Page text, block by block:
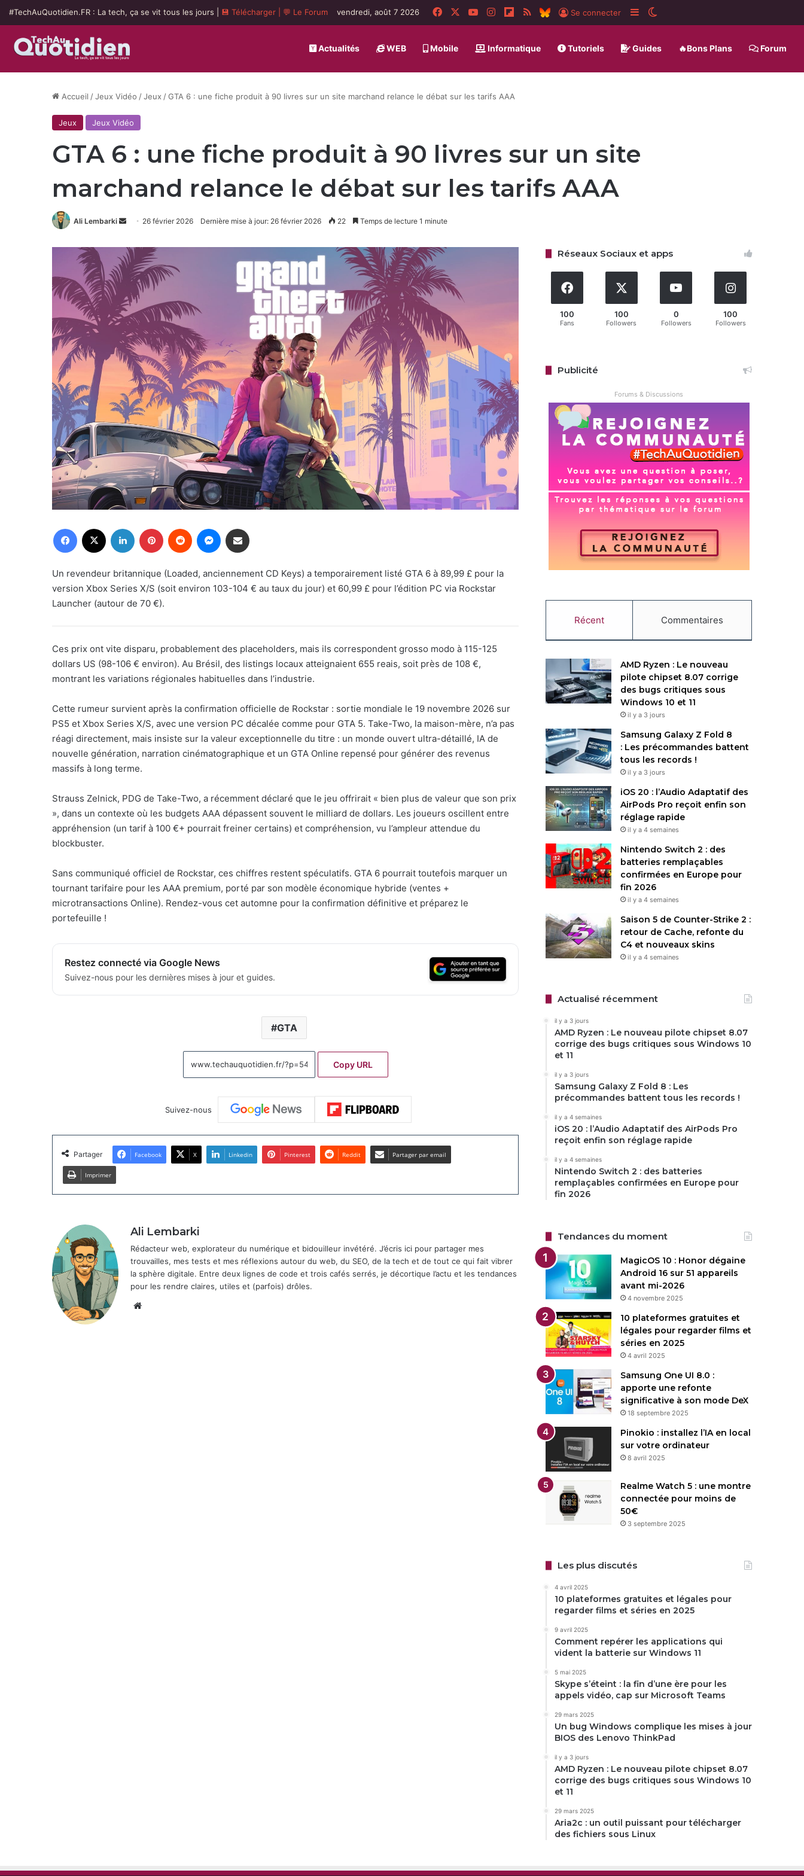
#TechAuQuotidien.FR : La tech, ça se vit tous les jours | 💾 Télécharger 💬 Le Forum vendredi, août 7 2026 FacebookYouTubeInstagramFlipboard
RSS BlueSky
Se connecter Sidebar (barre latérale)
Actualités WEB Mobile Informatique Tutoriels Guides 🔥Bons Plans Forum
Accueil /Jeux Vidéo /Jeux /GTA 6 : une fiche produit à 90 livres sur un site marchand relance le débat sur les tarifs AAA
Jeux Jeux Vidéo
GTA 6 : une fiche produit à 90 livres sur un site
marchand relance le débat sur les tarifs AAA
Ali Lembarki
Envoyer
courriel
26 février 2026 Dernière mise à jour: 26 février 2026 22 Temps de lecture 1 minute
Facebook Linkedin Pinterest Reddit Messenger
Un revendeur britannique (Loaded, anciennement CD Keys) a temporairement listé GTA 6 à 89,99 £ pour la
version Xbox Series X/S (soit environ 103-104 € au taux du jour) et 60,99 £ pour l’édition PC via Rockstar
Launcher (autour de 70 €).
Ces prix ont vite disparu, probablement des placeholders, mais ils correspondent grosso modo à 115-125
dollars US (98-106 € environ). Au Brésil, des listings locaux atteignaient 655 reais, soit près de 108 €,
montrant les variations régionales habituelles dans l’industrie.
Cette rumeur survient après la confirmation officielle de Rockstar : sortie mondiale le 19 novembre 2026 sur
PS5 et Xbox Series X/S, avec une version PC décalée comme pour GTA 5. Take-Two, la maison-mère, n’a pas
réagi directement, mais insiste sur la valeur exceptionnelle du titre : un monde ouvert ultra-détaillé, IA de
nouvelle génération, narration cinématographique et un GTA Online repensé pour générer des revenus
massifs à long terme.
Strauss Zelnick, PDG de Take-Two, a récemment déclaré que le jeu offrirait « bien plus de valeur que son prix
», dans un contexte où les budgets AAA dépassent souvent le milliard de dollars. Les joueurs oscillent entre
appréhension (un tarif à 100 €+ pourrait freiner certains) et compréhension, vu l’ampleur attendue du
blockbuster.
Sans communiqué officiel de Rockstar, ces chiffres restent spéculatifs. GTA 6 pourrait toutefois marquer un
tournant tarifaire pour les AAA premium, porté par son modèle économique hybride (ventes +
microtransactions Online). Rendez-vous cet automne pour la confirmation définitive et préparez le
portefeuille !
Restez connecté via Google News
Suivez-nous pour les dernières mises à jour et guides.
GTA
Copy URL
Suivez-nous
Partager Facebook X Linkedin Pinterest Reddit Partager par email
Imprimer
Ali Lembarki
Rédacteur web, explorateur du numérique et bidouilleur invétéré. J’écris ici pour partager mes
trouvailles, mes tests et mes réflexions autour du web, du SEO, de la tech et de tout ce qui fait vibrer
la sphère digitale. Entre deux lignes de code et trois cafés serrés, je décortique l’actu et les tendances
pour les rendre claires, utiles et (parfois) drôles.
Réseaux Sociaux et apps
100
Fans
100
Followers
0
Followers
100
Followers
Publicité
Forums & Discussions
Récent Commentaires
AMD Ryzen : Le nouveau
pilote chipset 8.07 corrige
des bugs critiques sous
Windows 10 et 11
il y a 3 jours
Samsung Galaxy Z Fold 8
: Les précommandes battent
tous les records !
il y a 3 jours
iOS 20 : l’Audio Adaptatif des
AirPods Pro reçoit enfin son
réglage rapide
il y a 4 semaines
Nintendo Switch 2 : des
batteries remplaçables
confirmées en Europe pour
fin 2026
il y a 4 semaines
Saison 5 de Counter-Strike 2 :
retour de Cache, refonte du
C4 et nouveaux skins
il y a 4 semaines
Actualisé récemment
il y a 3 jours
AMD Ryzen : Le nouveau pilote chipset 8.07
corrige des bugs critiques sous Windows 10
et 11
il y a 3 jours
Samsung Galaxy Z Fold 8 : Les
précommandes battent tous les records !
il y a 4 semaines
iOS 20 : l’Audio Adaptatif des AirPods Pro
reçoit enfin son réglage rapide
il y a 4 semaines
Nintendo Switch 2 : des batteries
remplaçables confirmées en Europe pour
fin 2026
Tendances du moment
MagicOS 10 : Honor dégaine
Android 16 sur 51 appareils
avant mi-2026
4 novembre 2025
10 plateformes gratuites et
légales pour regarder films et
séries en 2025
4 avril 2025
Samsung One UI 8.0 :
apporte une refonte
significative à son mode DeX
18 septembre 2025
Pinokio : installez l’IA en local
sur votre ordinateur
8 avril 2025
Realme Watch 5 : une montre
connectée pour moins de
50€
3 septembre 2025
Les plus discutés
4 avril 2025
10 plateformes gratuites et légales pour
regarder films et séries en 2025
9 avril 2025
Comment repérer les applications qui
vident la batterie sur Windows 11
5 mai 2025
Skype s’éteint : la fin d’une ère pour les
appels vidéo, cap sur Microsoft Teams
29 mars 2025
Un bug Windows complique les mises à jour
BIOS des Lenovo ThinkPad
il y a 3 jours
AMD Ryzen : Le nouveau pilote chipset 8.07
corrige des bugs critiques sous Windows 10
et 11
29 mars 2025
Aria2c : un outil puissant pour télécharger
des fichiers sous Linux